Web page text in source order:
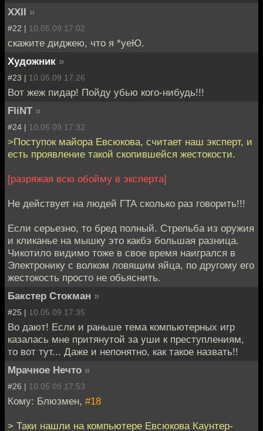
XXII »
#22 | 10.05.09 17:02
скажите диджею, что я *уеЮ.
Художник »
#23 | 10.05.09 17:26
Вот жеж пидар! Пойду убью кого-нибудь!!!
FliNT »
#24 | 10.05.09 17:32
>Поступок майора Евсюкова, считает наш эксперт, и
есть проявление такой скопившейся жестокости.
[разряжая всю обойму в эксперта]
Не действует на людей ГТА сколько раз говорить!!!
Если серьезно, то бред полный. Cтрельба из оружия
и кликанье на мышку это какбэ большая разница.
Чикотило видимо тоже в свое время наигрался в
Электронику с волком ловящим яйца, по другому его
жестокость просто не обьяснить.
Бакстер Стокман »
#25 | 10.05.09 17:35
Во дают! Если и раньше тема компьютерных игр
казалась мне притянутой за уши к преступлениям,
то вот тут... Даже и непонятно, как такое назвать!!
Мрачное Нечто »
#26 | 10.05.09 17:53
Кому: Блюзмен, #18
> Таки нашли на компьютере Евсюкова Каунтер-